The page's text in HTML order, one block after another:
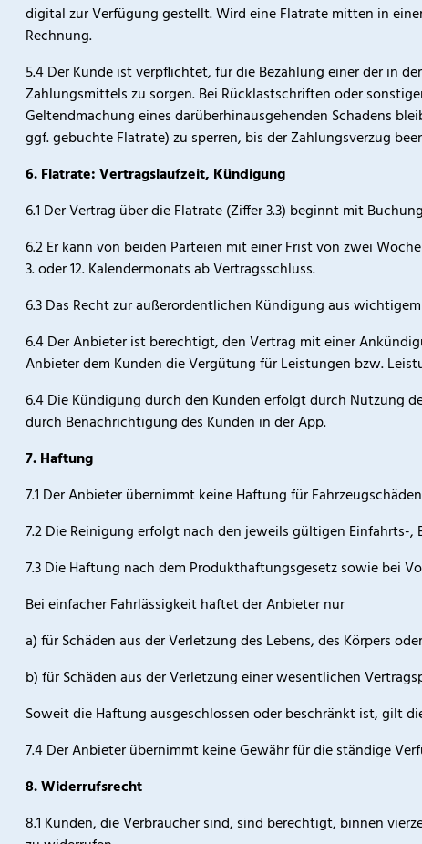
digital zur Verfügung gestellt. Wird eine Flatrate mitten in
Rechnung.
5.4 Der Kunde ist verpflichtet, für die Bezahlung einer der in
Zahlungsmittels zu sorgen. Bei Rücklastschriften oder
Geltendmachung eines darüberhinausgehenden Schadens
ggf. gebuchte Flatrate) zu sperren, bis der Zahlungsverzug
6. Flatrate: Vertragslaufzeit, Kündigung
6.1 Der Vertrag über die Flatrate (Ziffer 3.3) beginnt mit
6.2 Er kann von beiden Parteien mit einer Frist von zwei
3. oder 12. Kalendermonats ab Vertragsschluss.
6.3 Das Recht zur außerordentlichen Kündigung aus
6.4 Der Anbieter ist berechtigt, den Vertrag mit einer
Anbieter dem Kunden die Vergütung für Leistungen bzw.
6.4 Die Kündigung durch den Kunden erfolgt durch Nutzung
durch Benachrichtigung des Kunden in der App.
7. Haftung
7.1 Der Anbieter übernimmt keine Haftung für
7.2 Die Reinigung erfolgt nach den jeweils gültigen
7.3 Die Haftung nach dem Produkthaftungsgesetz sowie bei
Bei einfacher Fahrlässigkeit haftet der Anbieter nur
a) für Schäden aus der Verletzung des Lebens, des Körpers
b) für Schäden aus der Verletzung einer wesentlichen
Soweit die Haftung ausgeschlossen oder beschränkt ist, gilt
7.4 Der Anbieter übernimmt keine Gewähr für die ständige
8. Widerrufsrecht
8.1 Kunden, die Verbraucher sind, sind berechtigt, binnen